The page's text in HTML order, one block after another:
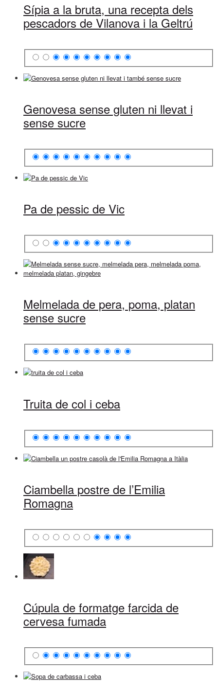
Sípia a la bruta, una recepta dels
pescadors de Vilanova i la Geltrú
Genovesa sense gluten ni llevat i
sense sucre
Pa de pessic de Vic
Melmelada de pera, poma, platan
sense sucre
Truita de col i ceba
Ciambella postre de l’Emilia
Romagna
Cúpula de formatge farcida de
cervesa fumada